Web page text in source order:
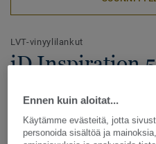
LVT-vinyylilankut
iD Inspiration
iD Inspiration tarjoaa entistä
jonka avulla tilaa voidaan
Ennen kuin aloitat...
Käytämme evästeitä, jotta
personoida sisältöä ja